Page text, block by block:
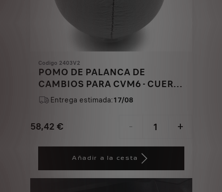
Codigo 2403V2
POMO DE PALANCA DE
CAMBIOS PARA CVM6 - CUERO
GRIS Y ALUMINIO
Entrega estimada:17/08
58,42 €
Price
€
- +
Quantity
1
Añadir a la cesta